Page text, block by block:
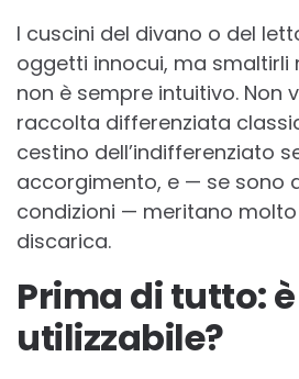
I cuscini del divano o del
oggetti innocui, ma smaltirli
non è sempre intuitivo. Non
raccolta differenziata
cestino dell’indifferenziato
accorgimento, e — se sono
condizioni — meritano
discarica.
Prima di tutto:
utilizzabile?